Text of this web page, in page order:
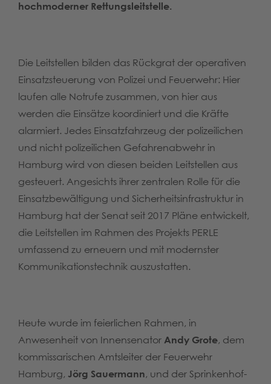
hochmoderner Rettungsleitstelle.
Die Leitstellen bilden das Rückgrat der operativen
Einsatzsteuerung von Polizei und Feuerwehr: Hier
laufen alle Notrufe zusammen, von hier aus
werden die Einsätze koordiniert und die Kräfte
alarmiert. Jedes Einsatzfahrzeug der polizeilichen
und nicht polizeilichen Gefahrenabwehr in
Hamburg wird von diesen beiden Leitstellen aus
gesteuert. Angesichts ihrer zentralen Rolle für die
Einsatzbewältigung und Sicherheitsinfrastruktur in
Hamburg hat der Senat seit 2017 Pläne entwickelt,
die Leitstellen im Rahmen des Projekts PERLE
umfassend zu erneuern und mit modernster
Kommunikationstechnik auszustatten.
Heute wurde im feierlichen Rahmen, in
Anwesenheit von Innensenator Andy Grote, dem
kommissarischen Amtsleiter der Feuerwehr
Hamburg, Jörg Sauermann, und der Sprinkenhof-